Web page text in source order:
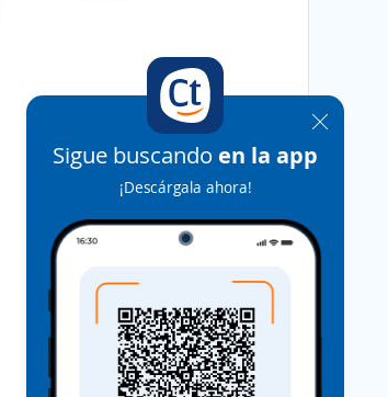
Sigue buscando en la app
¡Descárgala ahora!